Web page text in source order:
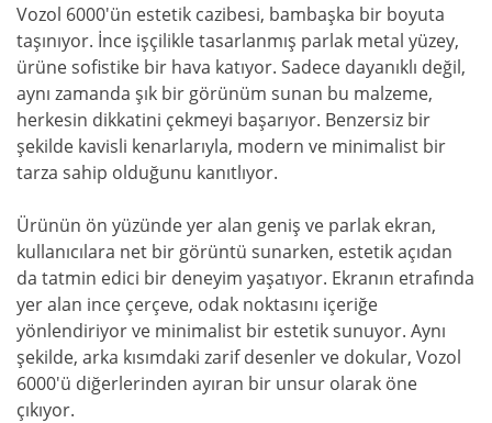
Vozol 6000'ün estetik cazibesi, bambaşka bir boyuta
taşınıyor. İnce işçilikle tasarlanmış parlak metal yüzey,
ürüne sofistike bir hava katıyor. Sadece dayanıklı değil,
aynı zamanda şık bir görünüm sunan bu malzeme,
herkesin dikkatini çekmeyi başarıyor. Benzersiz bir
şekilde kavisli kenarlarıyla, modern ve minimalist bir
tarza sahip olduğunu kanıtlıyor.
Ürünün ön yüzünde yer alan geniş ve parlak ekran,
kullanıcılara net bir görüntü sunarken, estetik açıdan
da tatmin edici bir deneyim yaşatıyor. Ekranın etrafında
yer alan ince çerçeve, odak noktasını içeriğe
yönlendiriyor ve minimalist bir estetik sunuyor. Aynı
şekilde, arka kısımdaki zarif desenler ve dokular, Vozol
6000'ü diğerlerinden ayıran bir unsur olarak öne
çıkıyor.